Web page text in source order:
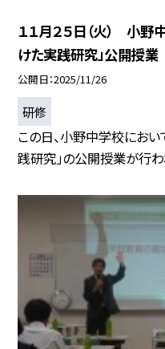
１１月２５日（火） 小
けた実践研究」公開授業
公開日 2025/11/26
研修
この日、小野中学校にお
践研究」の公開授業が行